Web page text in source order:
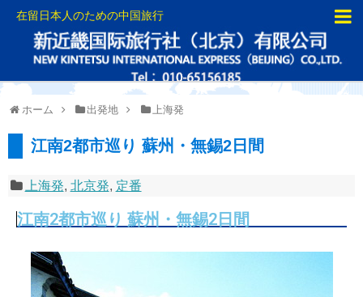
在留日本人のための中国旅行
ホーム 出発地 上海発
江南2都市巡り 蘇州・無錫2日間
上海発, 北京発, 定番
江南2都市巡り 蘇州・無錫2日間